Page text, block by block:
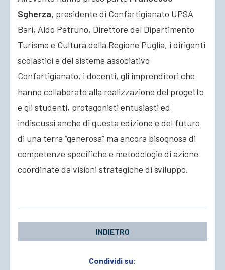
Sgherza, presidente di Confartigianato UPSA
Bari, Aldo Patruno, Direttore del Dipartimento
Turismo e Cultura della Regione Puglia, i dirigenti
scolastici e del sistema associativo
Confartigianato, i docenti, gli imprenditori che
hanno collaborato alla realizzazione del progetto
e gli studenti, protagonisti entusiasti ed
indiscussi anche di questa edizione e del futuro
di una terra “generosa” ma ancora bisognosa di
competenze specifiche e metodologie di azione
coordinate da visioni strategiche di sviluppo.
INDIETRO
Condividi su: